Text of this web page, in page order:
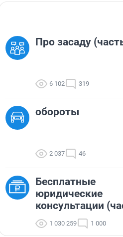
Про засаду
6 102 319
обороты
2 037 46
Бесплатные
юридические
консультации
1 030 259 1 000